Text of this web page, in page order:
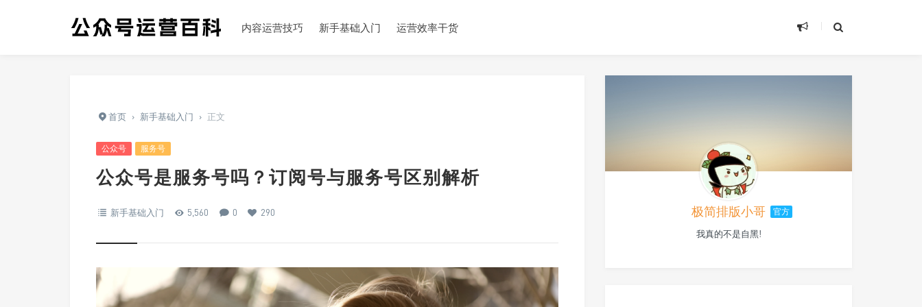
内容运营技巧 新手基础入门 运营效率干货
首页 › 新手基础入门 › 正文
公众号 服务号
公众号是服务号吗？订阅号与服务号区别解析
新手基础入门 5,560 0 290 极简排版小哥 官方
我真的不是自黑!